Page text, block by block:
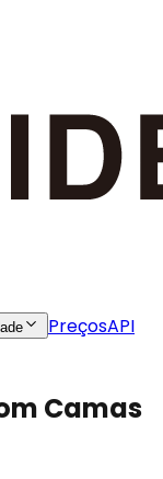
PreçosAPI
Camas